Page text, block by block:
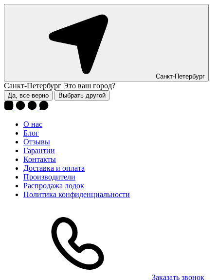
Санкт-Петербург
Санкт-Петербург Это ваш город?
Да, все верно Выбрать другой
О нас
Блог
Отзывы
Гарантии
Контакты
Доставка и оплата
Производители
Распродажа лодок
Политика конфиденциальности
Заказать звонок